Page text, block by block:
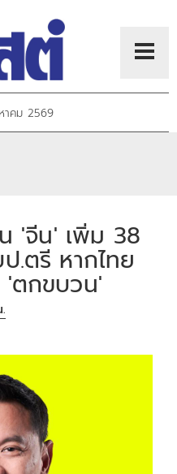
าคม 2569
'จีน' เพิ่ม 38
ป.ตรี หากไทย
'ตกขบวน'